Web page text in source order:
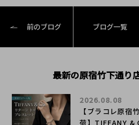
前のブログ ブログ一覧
最新の原宿竹下通り
【ブラコレ原宿
荷】TIFFANY &
2026.08.08